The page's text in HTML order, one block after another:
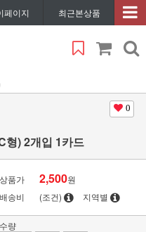
페이지 최근본상품
0
형) 2개입 1카드
상품가 2,500원
배송비
(조건) 지역별
수량